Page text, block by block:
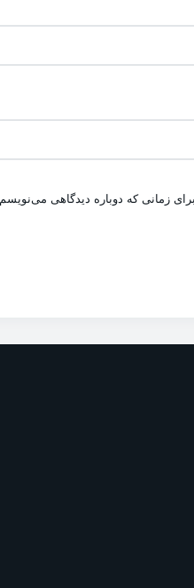
زمانی که دوباره دیدگاهی